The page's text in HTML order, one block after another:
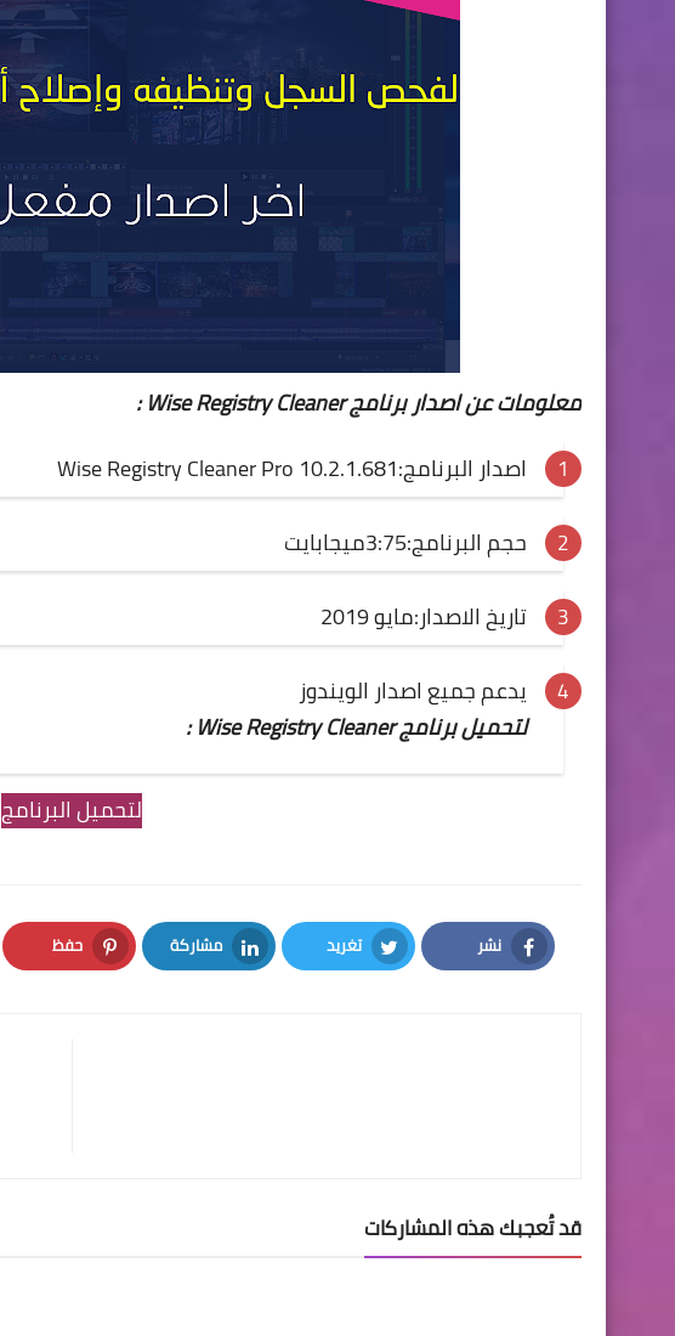
معلومات عن اصدار برنامج Wise Registry Cleaner :
اصدار البرنامج:Wise Registry Cleaner Pro 10.2.1.681
حجم البرنامج:3:75ميجابايت
تاريخ الاصدار:مايو 2019
يدعم جميع اصدار الويندوز
لتحميل برنامج Wise Registry Cleaner :
لتحميل البرنامج
نشر
Facebook
تغريد
Twitter
مشاركة
LinkedIn
حفظ
Pinterest
قد تُعجبك هذه المشاركات